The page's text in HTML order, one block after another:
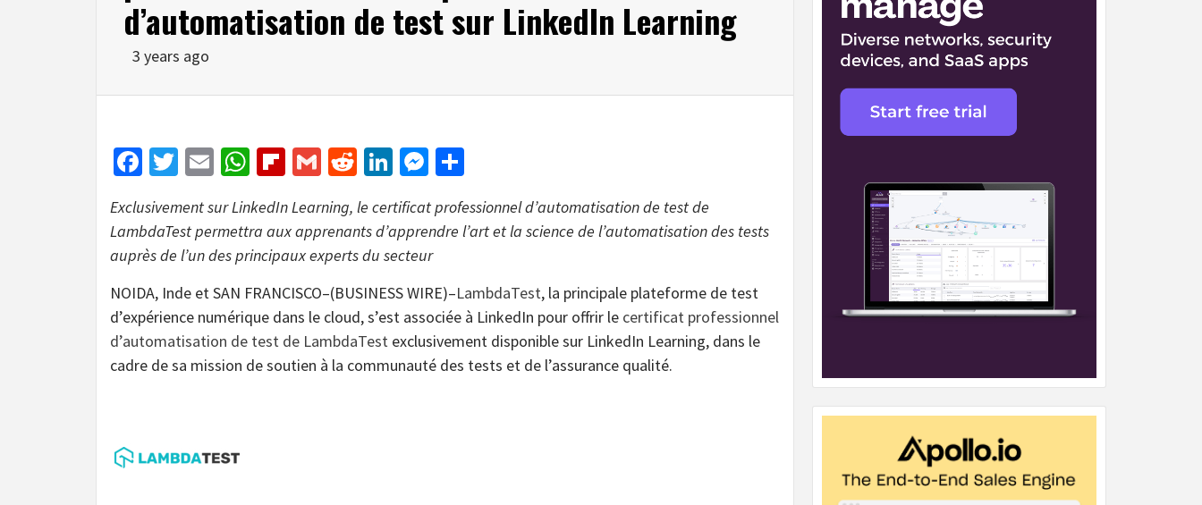
d’automatisation de test sur LinkedIn Learning
3 years ago
Facebook
Twitter
EmailWhatsApp
Flipboard
GmailRedditLinkedIn
Messenger
Exclusivement sur LinkedIn Learning, le certificat professionnel d’automatisation de test de
LambdaTest permettra aux apprenants d’apprendre l’art et la science de l’automatisation des tests
auprès de l’un des principaux experts du secteur
NOIDA, Inde et SAN FRANCISCO–(BUSINESS WIRE)–LambdaTest, la principale plateforme de test
d’expérience numérique dans le cloud, s’est associée à LinkedIn pour offrir le certificat professionnel
d’automatisation de test de LambdaTest exclusivement disponible sur LinkedIn Learning, dans le
cadre de sa mission de soutien à la communauté des tests et de l’assurance qualité.